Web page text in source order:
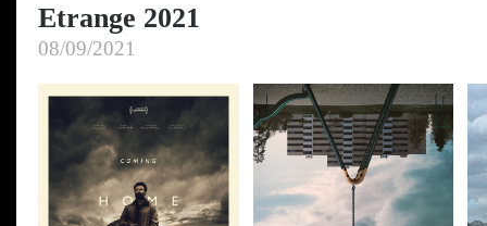
Etrange 2021
08/09/2021